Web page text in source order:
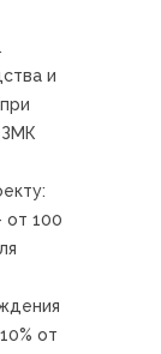
и
ЗМК
от 100
от